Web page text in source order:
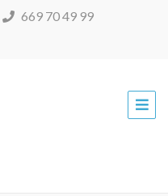
669 70 49 99